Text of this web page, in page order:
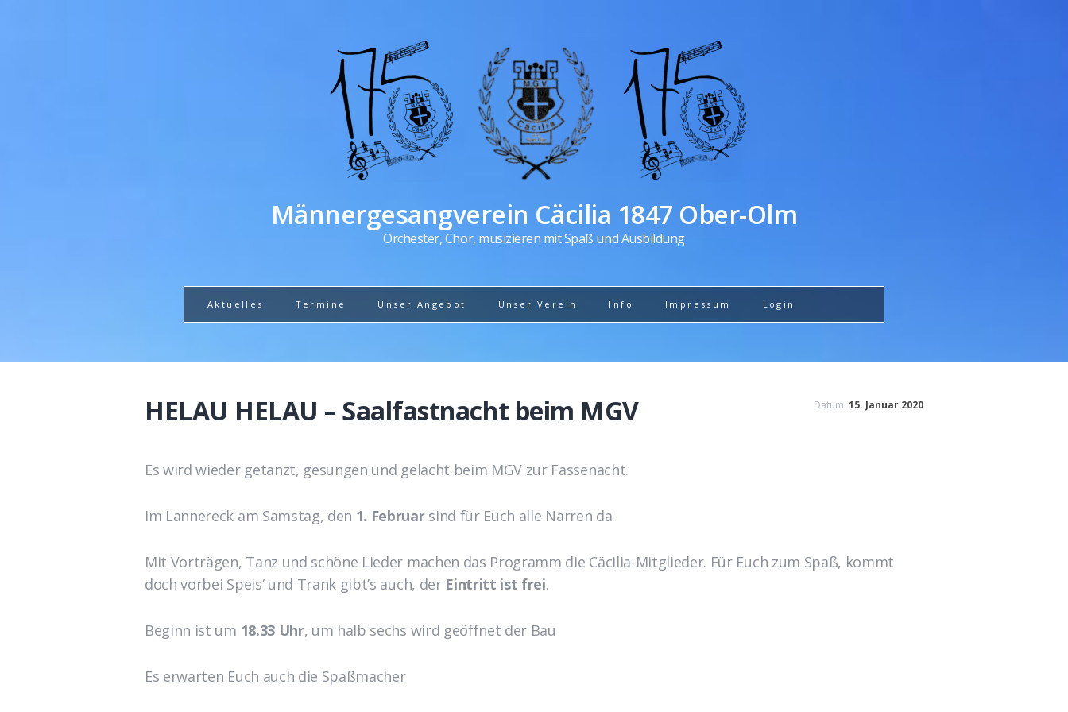
Männergesangverein Cäcilia 1847 Ober-Olm
Orchester, Chor, musizieren mit Spaß und Ausbildung
Aktuelles Termine Unser Angebot Unser Verein Info Impressum Login
HELAU HELAU – Saalfastnacht beim MGV Datum: 15. Januar 2020
Es wird wieder getanzt, gesungen und gelacht beim MGV zur Fassenacht.
Im Lannereck am Samstag, den 1. Februarsind für Euch alle Narren da.
Mit Vorträgen, Tanz und schöne Lieder machen das Programm die Cäcilia-Mitglieder. Für Euch zum Spaß, kommt
doch vorbei Speis‘ und Trank gibt’s auch, der Eintritt ist frei.
Beginn ist um 18.33 Uhr, um halb sechs wird geöffnet der Bau
Es erwarten Euch auch die Spaßmacher